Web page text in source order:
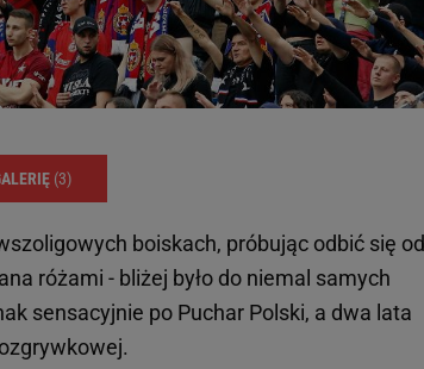
(3)
boiskach, próbując odbić się od
różami - bliżej było do niemal samych
sensacyjnie po Puchar Polski, a dwa lata